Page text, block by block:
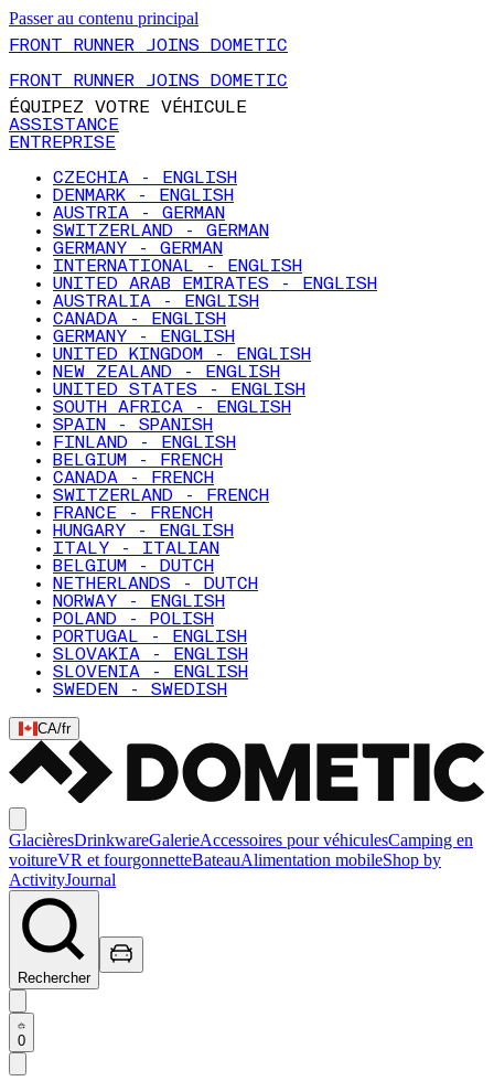
Passer au contenu principal
FRONT RUNNER JOINS DOMETIC
FRONT RUNNER JOINS DOMETIC
ÉQUIPEZ VOTRE VÉHICULE
ASSISTANCE
ENTREPRISE
CZECHIA - ENGLISH
DENMARK - ENGLISH
AUSTRIA - GERMAN
SWITZERLAND - GERMAN
GERMANY - GERMAN
INTERNATIONAL - ENGLISH
UNITED ARAB EMIRATES - ENGLISH
AUSTRALIA - ENGLISH
CANADA - ENGLISH
GERMANY - ENGLISH
UNITED KINGDOM - ENGLISH
NEW ZEALAND - ENGLISH
UNITED STATES - ENGLISH
SOUTH AFRICA - ENGLISH
SPAIN - SPANISH
FINLAND - ENGLISH
BELGIUM - FRENCH
CANADA - FRENCH
SWITZERLAND - FRENCH
FRANCE - FRENCH
HUNGARY - ENGLISH
ITALY - ITALIAN
BELGIUM - DUTCH
NETHERLANDS - DUTCH
NORWAY - ENGLISH
POLAND - POLISH
PORTUGAL - ENGLISH
SLOVAKIA - ENGLISH
SLOVENIA - ENGLISH
SWEDEN - SWEDISH
CA/fr
GlacièresDrinkwareGalerieAccessoires pour véhiculesCamping en
voitureVR et fourgonnetteBateauAlimentation mobileShop by
ActivityJournal
Rechercher
0